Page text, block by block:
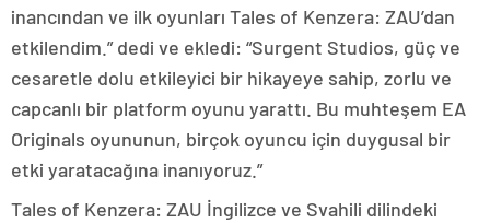
inancından ve ilk oyunları Tales of Kenzera: ZAU’dan
etkilendim.” dedi ve ekledi: “Surgent Studios, güç ve
cesaretle dolu etkileyici bir hikayeye sahip, zorlu ve
capcanlı bir platform oyunu yarattı. Bu muhteşem EA
Originals oyununun, birçok oyuncu için duygusal bir
etki yaratacağına inanıyoruz.”
Tales of Kenzera: ZAU İngilizce ve Svahili dilindeki